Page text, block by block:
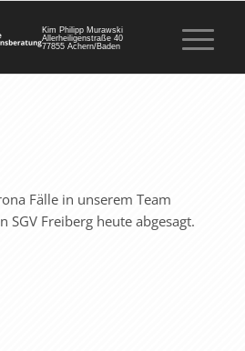
Kim Philipp Murawski
Allerheiligenstraße 40
77855 Achern/Baden
Fälle in unserem Team
SGV Freiberg heute abgesagt.